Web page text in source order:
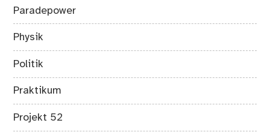
Paradepower
Physik
Politik
Praktikum
Projekt 52